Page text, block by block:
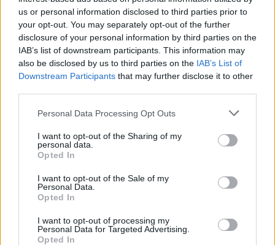
us or personal information disclosed to third parties prior to
your opt-out. You may separately opt-out of the further
disclosure of your personal information by third parties on the
IAB’s list of downstream participants. This information may
also be disclosed by us to third parties on the IAB’s List of
Downstream Participants that may further disclose it to other
Please note that this website/app uses one or more Google
not limited to your visit or usage behaviour. You may click to
grant or deny consent to Google and its third-party tags to
use your data for below specified purposes in below Google
consent section.
Personal Data Processing Opt Outs
I want to opt-out of the Sharing of my
personal data.
Opted In
I want to opt-out of the Sale of my
Personal Data.
Opted In
I want to opt-out of processing my
Personal Data for Targeted Advertising.
Opted In
su questo aspetto e a considerare l’importanza di
una formazione adeguata e di relazioni
professionali solide, perché alla fine, ciò che è in
gioco è la salute delle persone. Non possiamo
permetterci di trascurare questo aspetto
dipende da scelte informate e da un approccio
collaborativo tra industria e professionisti della
salute.
AUTORE
AiAdhubMedia